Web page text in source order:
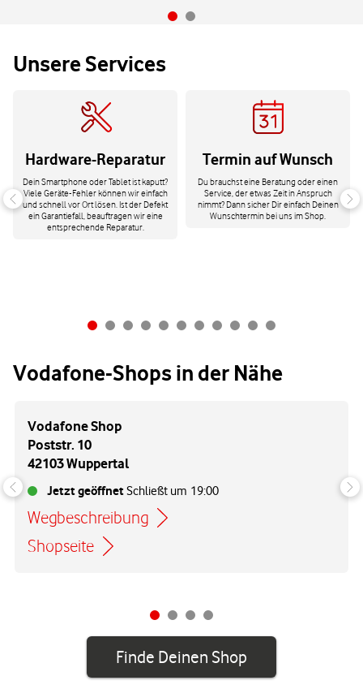
Unsere Services
Hardware-Reparatur
Dein Smartphone oder Tablet ist kaputt?
Viele Geräte-Fehler können wir einfach
und schnell vor Ort lösen. Ist der Defekt
ein Garantiefall, beauftragen wir eine
entsprechende Reparatur.
Termin auf Wunsch
Du brauchst eine Beratung oder einen
Service, der etwas Zeit in Anspruch
nimmt? Dann sicher Dir einfach Deinen
Wunschtermin bei uns im Shop.
Vodafone-Shops in der Nähe
Vodafone Shop
Poststr. 10
42103 Wuppertal
Jetzt geöffnetSchließt um 19:00
Wegbeschreibung
Link öffnet in einem neuen Tab
Shopseite
Finde Deinen Shop